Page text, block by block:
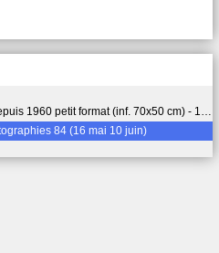
1960 petit format (inf. 70x50 cm) - 15 FI
84 (16 mai 10 juin)